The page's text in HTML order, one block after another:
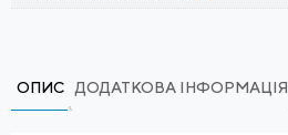
ОПИС ДОДАТКОВА ІНФОРМАЦІЯ